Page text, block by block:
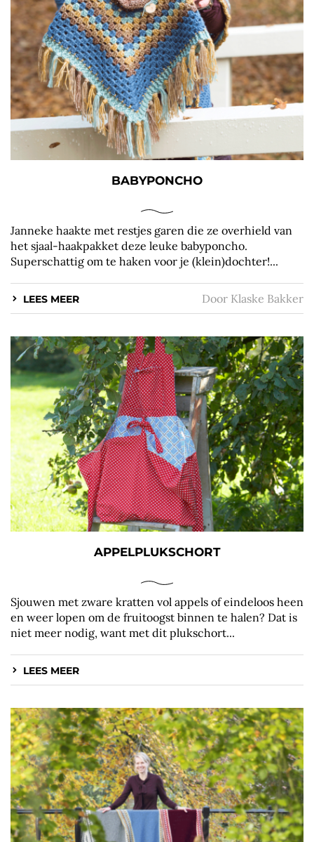
BABYPONCHO
Janneke haakte met restjes garen die ze overhield van
het sjaal-haakpakket deze leuke babyponcho.
Superschattig om te haken voor je (klein)dochter!...
LEES MEER Door Klaske Bakker
APPELPLUKSCHORT
Sjouwen met zware kratten vol appels of eindeloos heen
en weer lopen om de fruitoogst binnen te halen? Dat is
niet meer nodig, want met dit plukschort...
LEES MEER